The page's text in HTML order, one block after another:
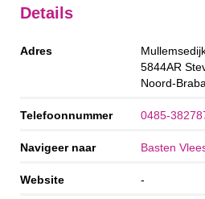
Details
Adres
5844AR
Noord-
Telefoonnummer 0485-
Navigeer naar Basten
Website -